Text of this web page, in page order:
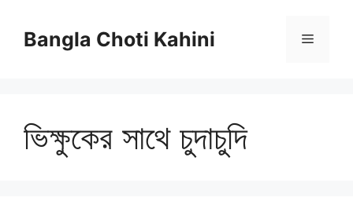
contentBangla Choti Kahini Menu
ভিক্ষুকের সাথে চুদাচুদি